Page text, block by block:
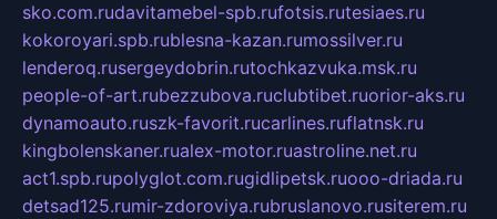
sko.com.rudavitamebel-spb.rufotsis.rutesiaes.ru
kokoroyari.spb.rublesna-kazan.rumossilver.ru
lenderoq.rusergeydobrin.rutochkazvuka.msk.ru
people-of-art.rubezzubova.ruclubtibet.ruorior-aks.ru
dynamoauto.ruszk-favorit.rucarlines.ruflatnsk.ru
kingbolenskaner.rualex-motor.ruastroline.net.ru
act1.spb.rupolyglot.com.rugidlipetsk.ruooo-driada.ru
detsad125.rumir-zdoroviya.rubruslanovo.rusiterem.ru